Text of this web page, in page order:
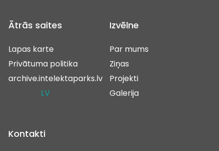
Ātrās saites
Lapas karte
Privātuma politika
archive.intelektaparks.lv
LV
Izvēlne
Par mums
Ziņas
Projekti
Galerija
Kontakti